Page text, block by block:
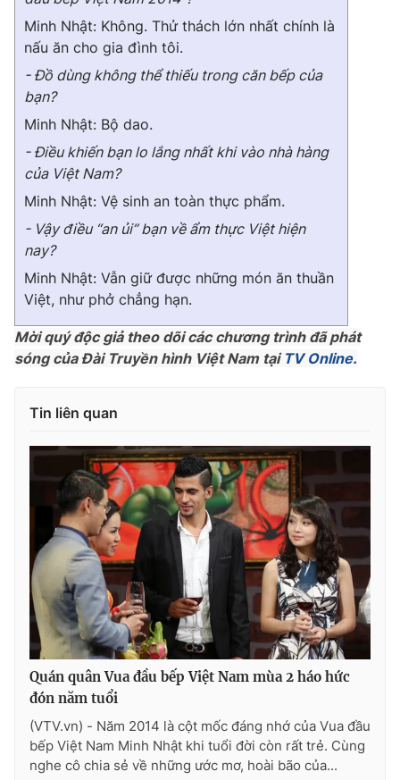
Minh Nhật: Không. Thử thách lớn nhất chính là
nấu ăn cho gia đình tôi.
- Đồ dùng không thể thiếu trong căn bếp của
bạn?
Minh Nhật: Bộ dao.
- Điều khiến bạn lo lắng nhất khi vào nhà hàng
của Việt Nam?
Minh Nhật: Vệ sinh an toàn thực phẩm.
- Vậy điều “an ủi” bạn về ẩm thực Việt hiện
nay?
Minh Nhật: Vẫn giữ được những món ăn thuần
Việt, như phở chẳng hạn.
Mời quý độc giả theo dõi các chương trình đã phát
sóng của Đài Truyền hình Việt Nam tạiTV Online.
Tin liên quan
Quán quân Vua đầu bếp Việt Nam mùa 2 háo hức
đón năm tuổi
(VTV.vn) - Năm 2014 là cột mốc đáng nhớ của Vua đầu
bếp Việt Nam Minh Nhật khi tuổi đời còn rất trẻ. Cùng
nghe cô chia sẻ về những ước mơ, hoài bão của...